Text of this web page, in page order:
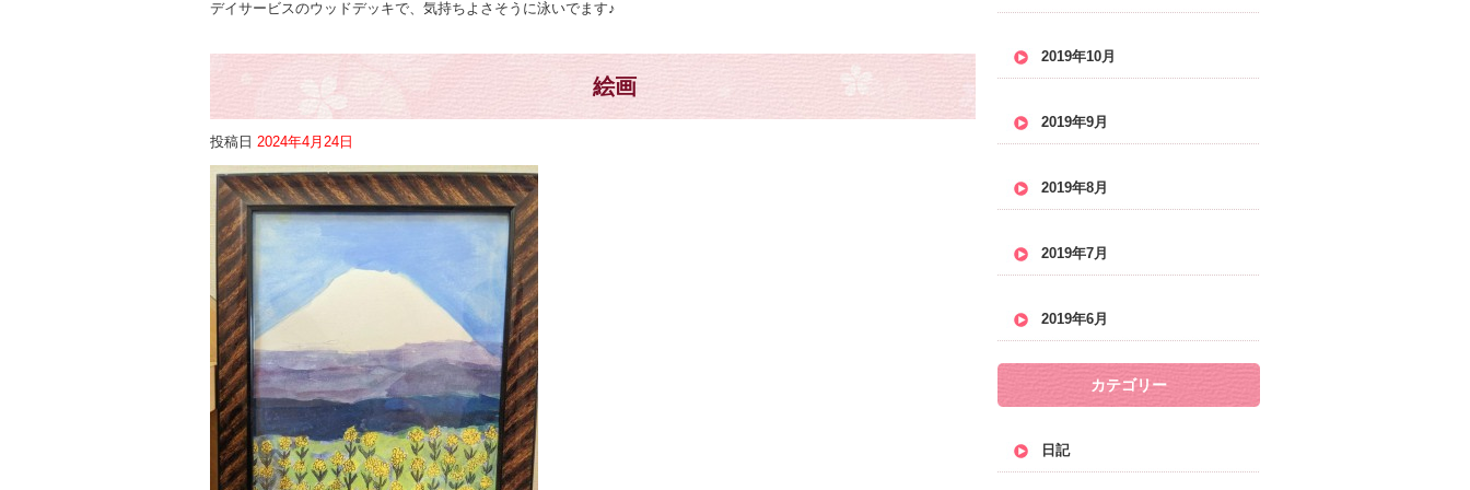
デイサービスのウッドデッキで、気持ちよさそうに泳いでます♪
絵画
投稿日 2024年4月24日
2019年10月
2019年9月
2019年8月
2019年7月
2019年6月
カテゴリー
日記